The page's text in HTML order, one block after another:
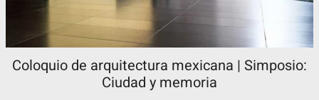
Coloquio de arquitectura mexicana | Simposio:
Ciudad y memoria